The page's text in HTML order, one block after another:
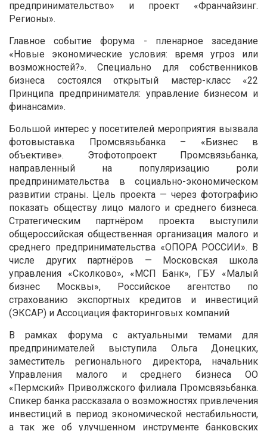
предпринимательство» и проект «Франчайзинг.
Регионы».
Главное событие форума - пленарное заседание
«Новые экономические условия: время угроз или
возможностей?». Специально для собственников
бизнеса состоялся открытый мастер-класс «22
Принципа предпринимателя: управление бизнесом и
финансами».
Большой интерес у посетителей мероприятия вызвала
фотовыставка Промсвязьбанка – «Бизнес в
объективе». Этофотопроект Промсвязьбанка,
направленный на популяризацию роли
предпринимательства в социально-экономическом
развитии страны. Цель проекта — через фотографию
показать обществу лицо малого и среднего бизнеса.
Стратегическим партнёром проекта выступили
общероссийская общественная организация малого и
среднего предпринимательства «ОПОРА РОССИИ». В
числе других партнёров — Московская школа
управления «Сколково», «МСП Банк», ГБУ «Малый
бизнес Москвы», Российское агентство по
страхованию экспортных кредитов и инвестиций
(ЭКСАР) и Ассоциация факторинговых компаний
В рамках форума с актуальными темами для
предпринимателей выступила Ольга Донецких,
заместитель регионального директора, начальник
Управления малого и среднего бизнеса ОО
«Пермский» Приволжского филиала Промсвязьбанка.
Спикер банка рассказала о возможностях привлечения
инвестиций в период экономической нестабильности,
а так же об улучшенном инструменте банковских